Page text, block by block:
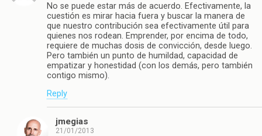
No se puede estar más de acuerdo. Efectivamente, la
cuestión es mirar hacia fuera y buscar la manera de
que nuestro contribución sea efectivamente útil para
quienes nos rodean. Emprender, por encima de todo,
requiere de muchas dosis de convicción, desde luego.
Pero también un punto de humildad, capacidad de
empatizar y honestidad (con los demás, pero también
contigo mismo).
Reply
jmegias
21/01/2013